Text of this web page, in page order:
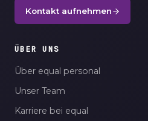
Kontakt aufnehmen
ÜBER UNS
Über equal personal
Unser Team
Karriere bei equal